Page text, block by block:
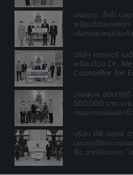
นายสาระ ล่ำซำ นา
พร้อมด้วยนายพิชา
บริหารสมาคมประกั
บริษัท เดรเกอร์ เม
พร้อมด้วย Dr.
Counsellor for
นายสุเมธ อนันตฤ
500,000 บาท แก่
กรรมการและเลขา
บริษัท ซีพี ออลล์ จ
มอบถุงมือประกอบ
ชิ้น จากโครงการ "